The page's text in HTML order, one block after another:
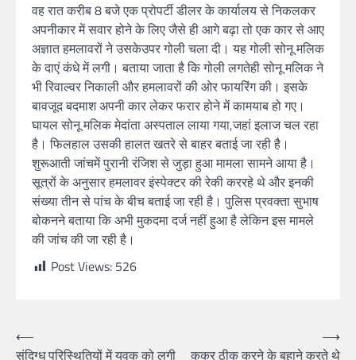
वह रात करीब 8 बजे एक प्रोपर्टी डीलर के कार्यालय से निकलकर
अपनीकार में सवार होने के लिए जैसे ही आगे बढ़ा तो एक कार से आए
अज्ञात हमलावरों ने उसकेउपर गोली चला दी। यह गोली सोनू मलिक
के दाएं कंधे में लगी। बताया जाता है कि गोली लगतेही सोनू मलिक ने
भी रिवाल्वर निकाली और हमलावरों की ओर फायरिंग की। इसके
बावजूद बदमाश अपनी कार लेकर फरार होने में कामयाब हो गए।
घायल सोनू मलिक मेदांता अस्पताल लाया गया,जहां इलाज चल रहा
है। फिलहाल उसकी हालत खतरे से बाहर बताई जा रही है।
शुरूआती जांचमें पुरानी रंजिश से जुड़ा हुआ मामला सामने आया है।
सूत्रों के अनुसार हमलावर इंस्पेक्टर की रेकी कररहे थे और इनकी
संख्या तीन से पांच के बीच बताई जा रही है। पुलिस प्रवक्ता सुभाष
बोकनने बताया कि अभी मुकदमा दर्ज नहीं हुआ है लेकिन इस मामले
की जांच की जा रही है।
Post Views: 526
⟵
संदिग्ध परिस्थितियों में युवक को लगी
कुकर ठीक करने के बहाने करते थे
⟶